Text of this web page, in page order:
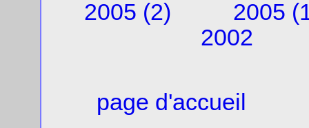
2005 (2)
2005
2002
page d'accueil